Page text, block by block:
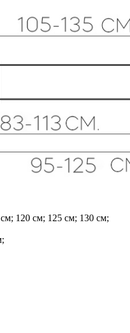
120 см; 125 см; 130 см;